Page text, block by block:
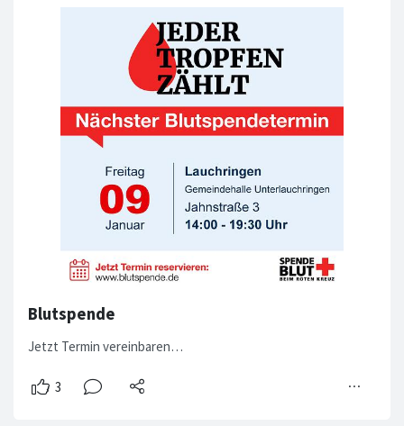
Blutspende
Jetzt Termin vereinbaren…